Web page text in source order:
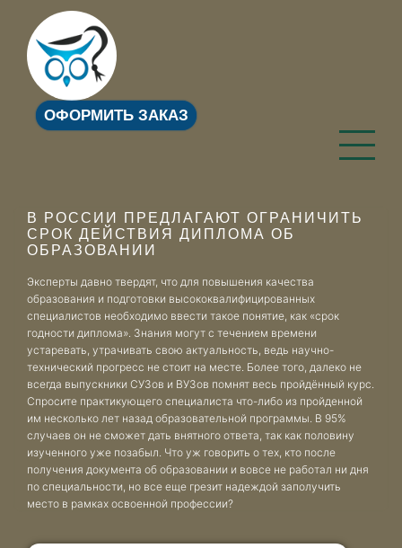
ОФОРМИТЬ ЗАКАЗ
В РОССИИ ПРЕДЛАГАЮТ ОГРАНИЧИТЬ
СРОК ДЕЙСТВИЯ ДИПЛОМА ОБ
ОБРАЗОВАНИИ
Эксперты давно твердят, что для повышения качества
образования и подготовки высококвалифицированных
специалистов необходимо ввести такое понятие, как «срок
годности диплома». Знания могут с течением времени
устаревать, утрачивать свою актуальность, ведь научно-
технический прогресс не стоит на месте. Более того, далеко не
всегда выпускники СУЗов и ВУЗов помнят весь пройдённый курс.
Спросите практикующего специалиста что-либо из пройденной
им несколько лет назад образовательной программы. В 95%
случаев он не сможет дать внятного ответа, так как половину
изученного уже позабыл. Что уж говорить о тех, кто после
получения документа об образовании и вовсе не работал ни дня
по специальности, но все еще грезит надеждой заполучить
место в рамках освоенной профессии?